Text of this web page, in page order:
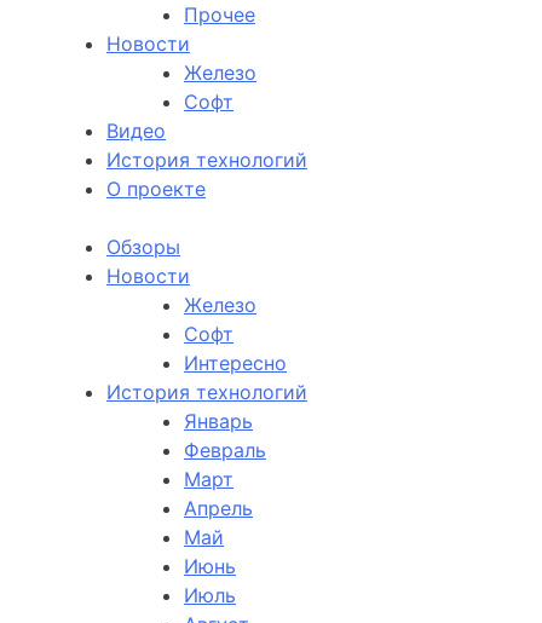
Прочее
Новости
Железо
Софт
Видео
История технологий
О проекте
Обзоры
Новости
Железо
Софт
Интересно
История технологий
Январь
Февраль
Март
Апрель
Май
Июнь
Июль